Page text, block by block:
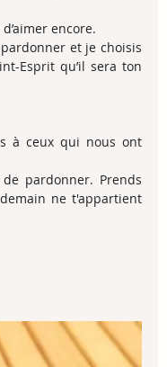
encore.
et je choisis
Esprit qu’il sera ton
à ceux qui nous ont
pardonner. Prends
ne t'appartient